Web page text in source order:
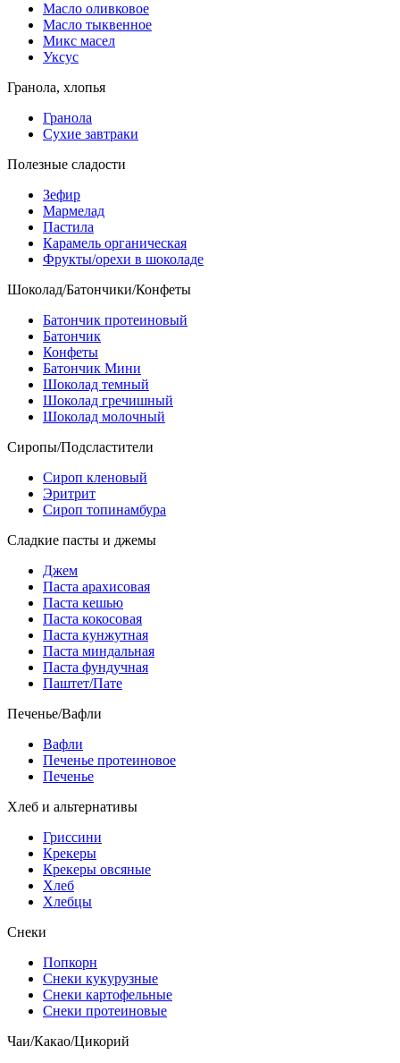
Масло оливковое
Масло тыквенное
Микс масел
Уксус
Гранола, хлопья
Гранола
Сухие завтраки
Полезные сладости
Зефир
Мармелад
Пастила
Карамель органическая
Фрукты/орехи в шоколаде
Шоколад/Батончики/Конфеты
Батончик протеиновый
Батончик
Конфеты
Батончик Мини
Шоколад темный
Шоколад гречишный
Шоколад молочный
Сиропы/Подсластители
Сироп кленовый
Эритрит
Сироп топинамбура
Сладкие пасты и джемы
Джем
Паста арахисовая
Паста кешью
Паста кокосовая
Паста кунжутная
Паста миндальная
Паста фундучная
Паштет/Пате
Печенье/Вафли
Вафли
Печенье протеиновое
Печенье
Хлеб и альтернативы
Гриссини
Крекеры
Крекеры овсяные
Хлеб
Хлебцы
Снеки
Попкорн
Снеки кукурузные
Снеки картофельные
Снеки протеиновые
Чаи/Какао/Цикорий